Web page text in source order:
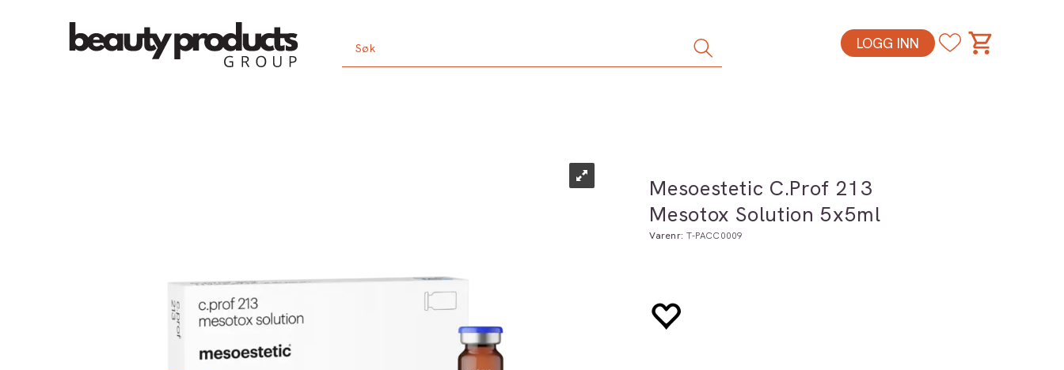
LOGG INN
Mesoestetic C.Prof 213
Mesotox Solution 5x5ml
Varenr: T-PACC0009